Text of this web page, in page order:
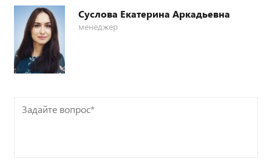
Суслова Екатерина Аркадьевна
менеджер
Задайте
вопрос*